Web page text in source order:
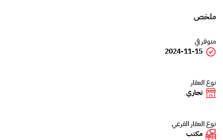
ملخص
متوفر في
2024-11-15
نوع العقار
تجاري
نوع العقار الفرعي
مكتب